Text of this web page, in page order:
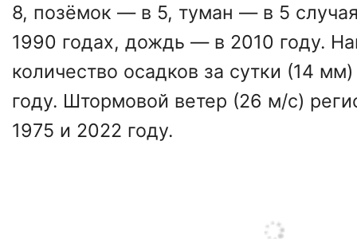
8, позёмок — в 5, туман — в 5
1990 годах, дождь — в 2010 году.
количество осадков за сутки (14
году. Штормовой ветер (26 м/с)
1975 и 2022 году.